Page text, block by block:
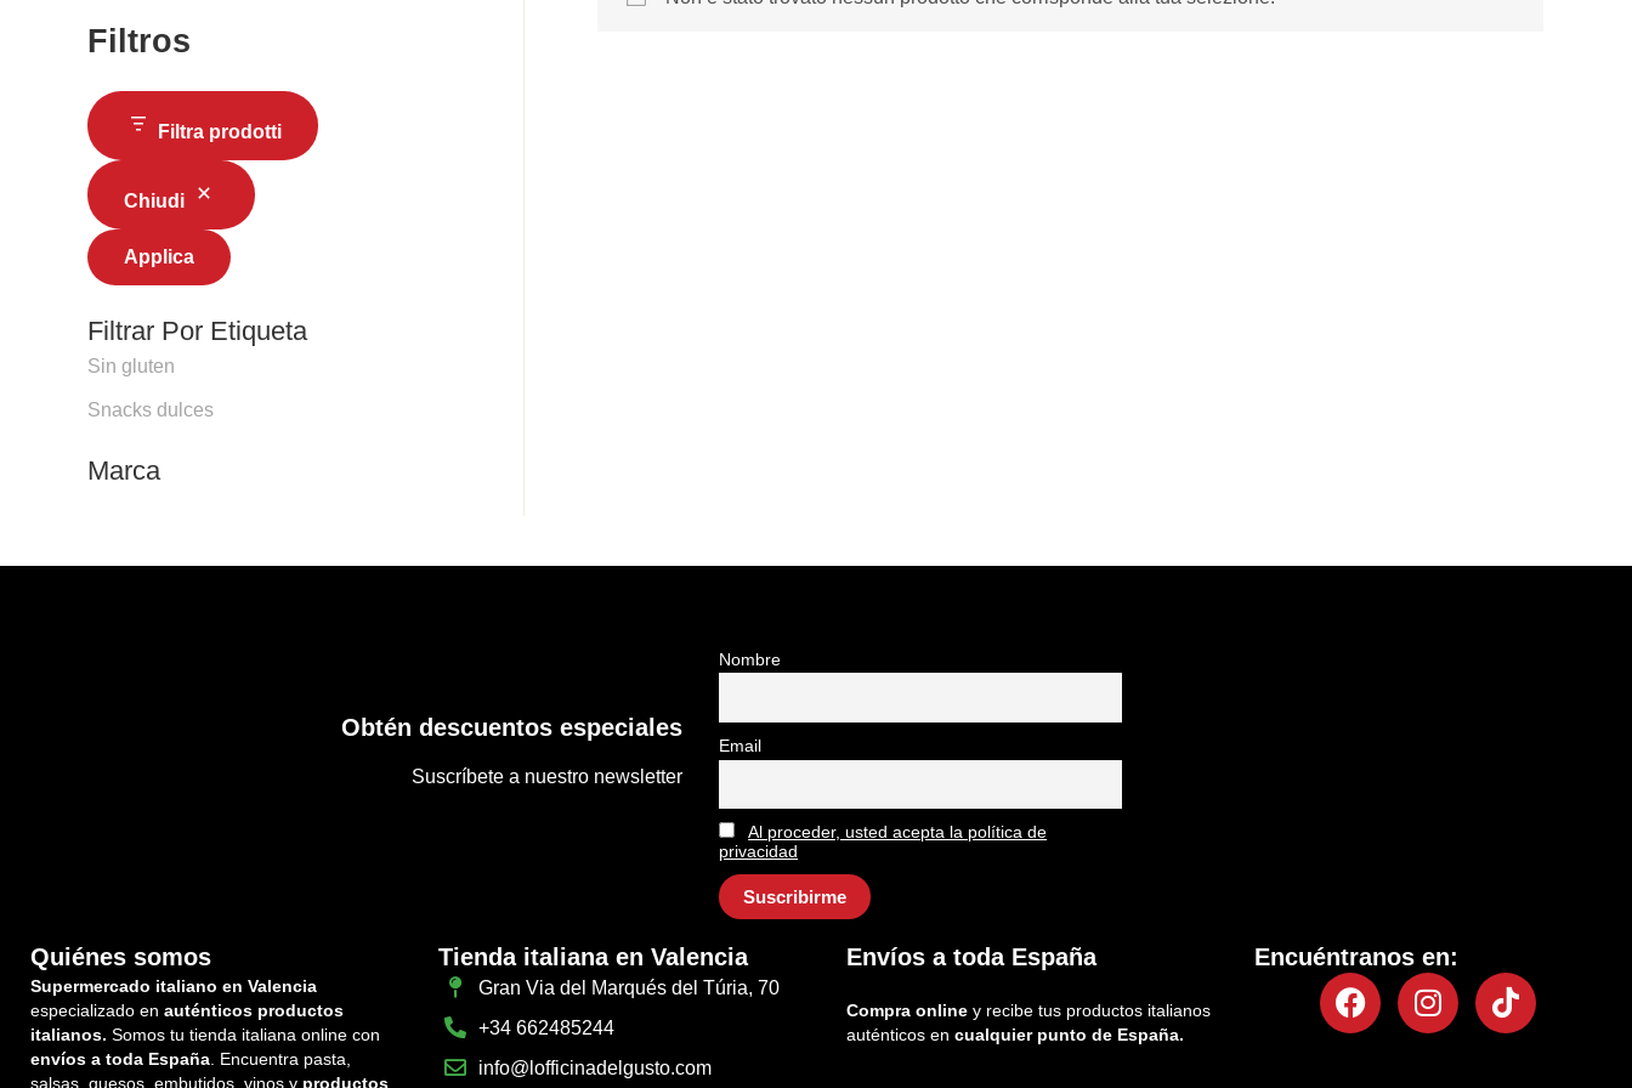
Filtros
Filtra prodotti
Chiudi
Applica
Filtrar Por Etiqueta
Sin gluten
Snacks dulces
Marca
Obtén descuentos especiales
Suscríbete a nuestro newsletter
Nombre
Email
Al proceder, usted acepta la política de
privacidad
Quiénes somos
Supermercado italiano en Valencia
especializado en auténticos productos
italianos. Somos tu tienda italiana online con
envíos a toda España . Encuentra pasta,
salsas, quesos, embutidos, vinos y productos
Tienda italiana en Valencia
Gran Via del Marqués del Túria, 70
+34 662485244
info@lofficinadelgusto.com
Envíos a toda España
Compra online y recibe tus productos italianos
auténticos en cualquier punto de España.
Encuéntranos en:
FacebookInstagram
Tiktok